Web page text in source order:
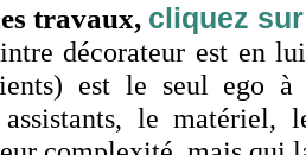
travaux, cliquez
décorateur est en
est le seul ego à
le matériel,